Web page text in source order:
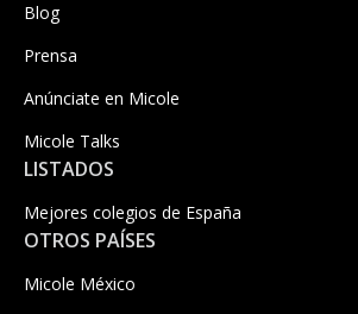
Blog
Prensa
Anúnciate en Micole
Micole Talks
LISTADOS
Mejores colegios de España
OTROS PAÍSES
Micole México